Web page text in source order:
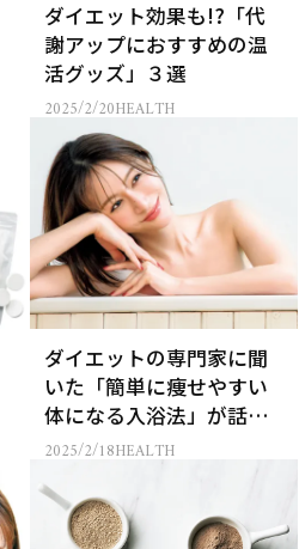
ダイエット効果も!?「代
謝アップにおすすめの温
活グッズ」３選
2025/2/20HEALTH
ダイエットの専門家に聞
いた「簡単に痩せやすい
体になる入浴法」が話
題！
2025/2/18HEALTH